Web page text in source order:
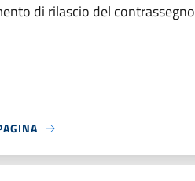
di rilascio del contrassegno